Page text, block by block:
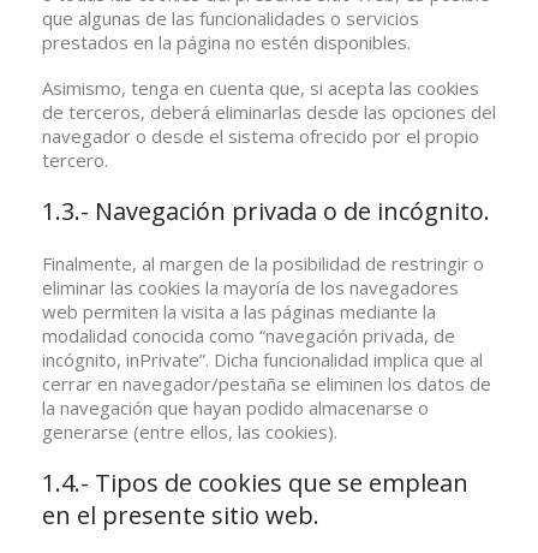
que algunas de las funcionalidades o servicios
prestados en la página no estén disponibles.
Asimismo, tenga en cuenta que, si acepta las cookies
de terceros, deberá eliminarlas desde las opciones del
navegador o desde el sistema ofrecido por el propio
tercero.
1.3.- Navegación privada o de incógnito.
Finalmente, al margen de la posibilidad de restringir o
eliminar las cookies la mayoría de los navegadores
web permiten la visita a las páginas mediante la
modalidad conocida como “navegación privada, de
incógnito, inPrivate”. Dicha funcionalidad implica que al
cerrar en navegador/pestaña se eliminen los datos de
la navegación que hayan podido almacenarse o
generarse (entre ellos, las cookies).
1.4.- Tipos de cookies que se emplean
en el presente sitio web.